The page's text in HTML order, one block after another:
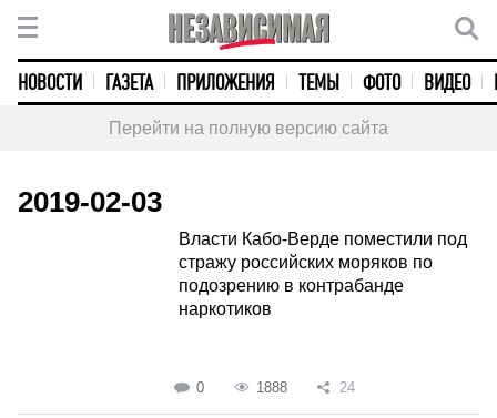
НОВОСТИ ГАЗЕТА ПРИЛОЖЕНИЯ ТЕМЫ ФОТО ВИДЕО
Перейти на полную версию сайта
2019-02-03
Власти Кабо-Верде поместили под
стражу российских моряков по
подозрению в контрабанде
наркотиков
0 1888 24